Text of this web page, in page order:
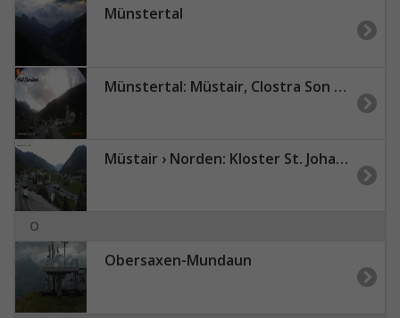
Münstertal
Münstertal: Müstair, Clostra Son Jon
Müstair › Norden: Kloster St. Johann Heiligkreuzkappelle - museum & butia
O
Obersaxen-Mundaun